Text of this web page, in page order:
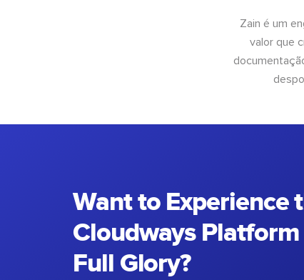
Zain é um
valor que
Want to Experience
Cloudways
Full Glory?